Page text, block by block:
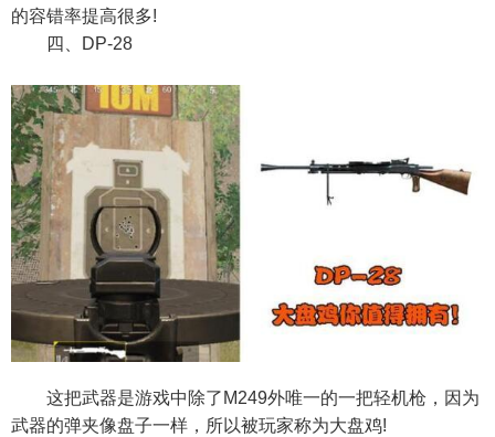
的容错率提高很多!
四、DP-28
这把武器是游戏中除了M249外唯一的一把轻机枪，因为
武器的弹夹像盘子一样，所以被玩家称为大盘鸡!